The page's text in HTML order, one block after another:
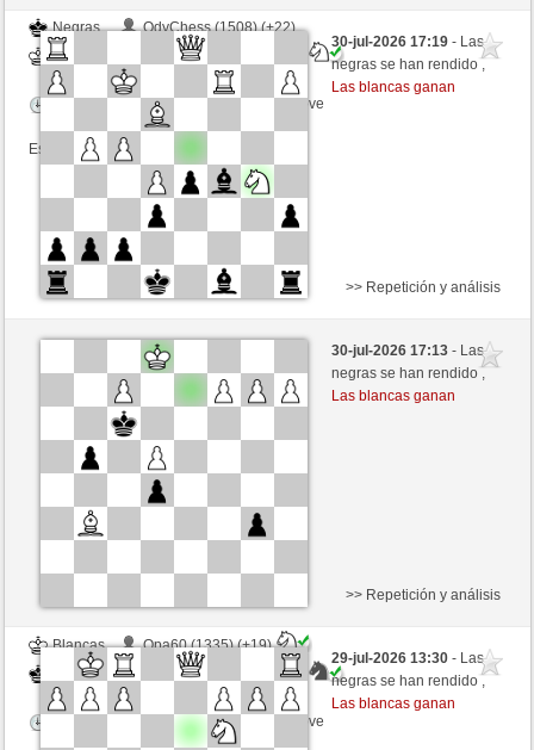
Negras
OdyChess (1508) (+22)
Blancas
mikeSchach (1370) (-10)
Tiempo: 4 minutes/side + 0 seconds/move
Esta partida es por puntos
30-jul-2026 17:19- Las
negras se han rendido ,
Las blancas ganan
Blancas
OdyChess (1480) (+28)
mikeSchach (1382) (-12)
Tiempo: 4 minutes/side + 0 seconds/move
Esta partida es por puntos
>> Repetición y análisis
30-jul-2026 17:13- Las
negras se han rendido ,
Las blancas ganan
Blancas
Opa60 (1335) (+19)
Negras
mikeSchach (1401) (-19)
Tiempo: 4 minutes/side + 0 seconds/move
>> Repetición y análisis
29-jul-2026 13:30- Las
negras se han rendido ,
Las blancas ganan